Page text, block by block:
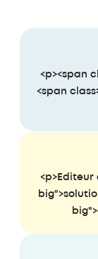
<p><span
<span